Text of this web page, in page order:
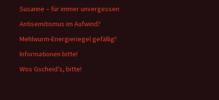
Susanne – für immer unvergessen
Antisemitismus im Aufwind?
Mehlwurm-Energieriegel gefällig?
Informationen bitte!
Wos Gscheid’s, bitte!